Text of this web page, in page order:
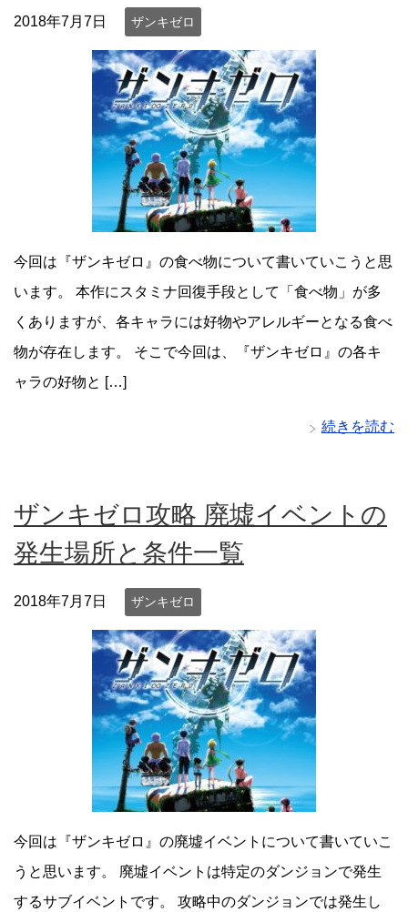
2018年7月7日 ザンキゼロ
今回は『ザンキゼロ』の食べ物について書いていこうと思
います。 本作にスタミナ回復手段として「食べ物」が多
くありますが、各キャラには好物やアレルギーとなる食べ
物が存在します。 そこで今回は、『ザンキゼロ』の各キ
ャラの好物と […]
続きを読む
ザンキゼロ攻略 廃墟イベントの
発生場所と条件一覧
2018年7月7日 ザンキゼロ
今回は『ザンキゼロ』の廃墟イベントについて書いていこ
うと思います。 廃墟イベントは特定のダンジョンで発生
するサブイベントです。 攻略中のダンジョンでは発生し